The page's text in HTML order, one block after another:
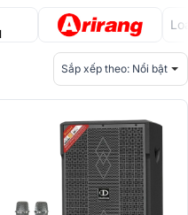
Sắp xếp theo: Nổi bật